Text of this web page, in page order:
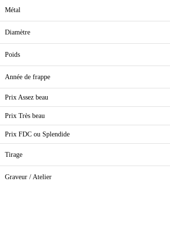
Métal
Diamètre
Poids
Année de frappe
Prix Assez beau
Prix Très beau
Prix FDC ou Splendide
Tirage
Graveur / Atelier